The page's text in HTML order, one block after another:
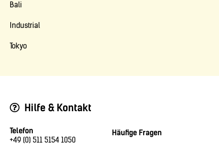
Bali
Industrial
Tokyo
Hilfe & Kontakt
Telefon
+49 (0) 511 5154 1050
Häufige Fragen